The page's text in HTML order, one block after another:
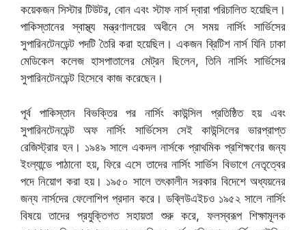
কয়েকজন সিস্টার টিউটর, বোন এবং স্টাফ নার্স দ্বারা পরিচালিত হয়েছিল।
পাকিস্তানের স্বাস্থ্য মন্ত্রণালয়ের অধীনে সে সময় নার্সিং সার্ভিসের
সুপারিনটেনডেন্ট পদটি তৈরি করা হয়েছিল। একজন ব্রিটিশ নার্স যিনি ঢাকা
মেডিকেল কলেজ হাসপাতালের মেট্রন ছিলেন, তিনি নার্সিং সার্ভিসের
সুপারিনটেনডেন্ট হিসেবে কাজ করেছেন।
পূর্ব পাকিস্তান বিভক্তির পর নার্সিং কাউন্সিল প্রতিষ্ঠিত হয় এবং
সুপারিনটেনডেন্ট অফ নার্সিং সার্ভিসেস সেই কাউন্সিলের ভারপ্রাপ্ত
রেজিস্ট্রার হন। ১৯৪৯ সালে একদল নার্সকে প্রাথমিক প্রশিক্ষণের জন্য
ইংল্যান্ডে পাঠানো হয়, ফিরে এসে তাদের নার্সিং সার্ভিস বিভাগে নেতৃত্বের
পদে নিয়োগ করা হয়। ১৯৫০ সালে তৎকালীন সরকার বিদেশে অধ্যয়নের
জন্য নার্সদের ফেলোশিপ প্রদান করে। ডব্লিউএইচও ১৯৫২ সালে নার্সিং
বিষয়ে তাদের প্রযুক্তিগত সহায়তা শুরু করে, ফলস্বরূপ শিক্ষামূলক